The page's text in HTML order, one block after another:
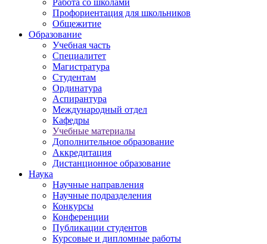
Работа со школами
Профориентация для школьников
Общежитие
Образование
Учебная часть
Специалитет
Магистратура
Студентам
Ординатура
Аспирантура
Международный отдел
Кафедры
Учебные материалы
Дополнительное образование
Аккредитация
Дистанционное образование
Наука
Научные направления
Научные подразделения
Конкурсы
Конференции
Публикации студентов
Курсовые и дипломные работы